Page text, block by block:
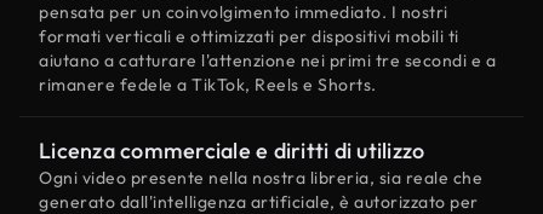
pensata per un coinvolgimento immediato. I nostri
formati verticali e ottimizzati per dispositivi mobili ti
aiutano a catturare l'attenzione nei primi tre secondi e a
rimanere fedele a TikTok, Reels e Shorts.
Licenza commerciale e diritti di utilizzo
Ogni video presente nella nostra libreria, sia reale che
generato dall'intelligenza artificiale, è autorizzato per